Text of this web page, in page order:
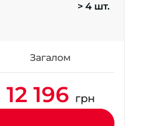
- Щепкіна
+38 (099)-643-33-77
> 4 шт.
Загалом
12 196 грн